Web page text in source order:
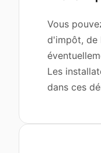
Vous
d'impôt, de
Les
dans ces